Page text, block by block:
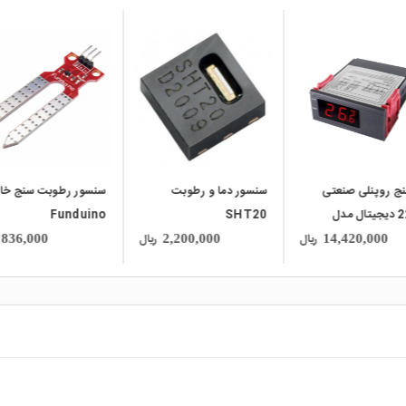
دما و رطوبت
2,200,000 ریال
سنسور رطوبت سنج خاک
Funduino
836,000 ریال
ترموستات گرمایشی
تابلویی KTO-011
5,010,000